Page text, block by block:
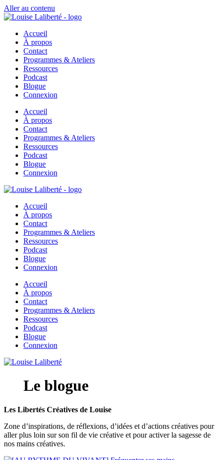
Aller au contenu
Accueil
À propos
Contact
Programmes & Ateliers
Ressources
Podcast
Blogue
Connexion
Accueil
À propos
Contact
Programmes & Ateliers
Ressources
Podcast
Blogue
Connexion
Accueil
À propos
Contact
Programmes & Ateliers
Ressources
Podcast
Blogue
Connexion
Accueil
À propos
Contact
Programmes & Ateliers
Ressources
Podcast
Blogue
Connexion
Le blogue
Les Libertés Créatives de Louise
Zone d’inspirations, de réflexions, d’idées et d’actions créatives pour
aller plus loin sur son fil de vie créative et pour activer la sagesse de
nos mains créatives.